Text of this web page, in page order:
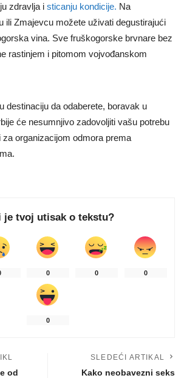
zdravlja i sticanju kondicije. Na
ili Zmajevcu možete uživati degustirajući
vina. Sve fruškogorske brvnare bez
rastinjem i pitomom vojvođanskom
destinaciju da odaberete, boravak u
će nesumnjivo zadovoljiti vašu potrebu
organizacijom odmora prema
je tvoj utisak o tekstu?
0 0 0
0
od
SLEDEĆI ARTIKAL
Kako neobavezni seks